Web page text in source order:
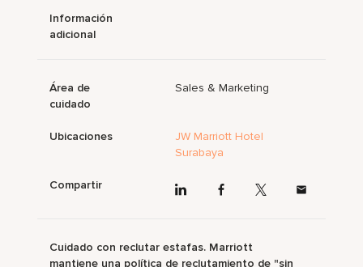
Información
adicional
Área de
cuidado
Sales & Marketing
Ubicaciones
JW Marriott Hotel
Surabaya
Compartir
Cuidado con reclutar estafas. Marriott
mantiene una política de reclutamiento de "sin